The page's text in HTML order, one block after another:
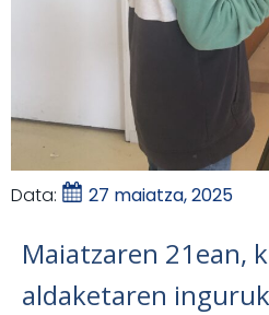
Data: 27 maiatza, 2025
Maiatzaren 21ean,
aldaketaren